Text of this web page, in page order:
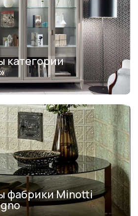
категории
фабрики Minotti